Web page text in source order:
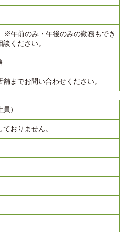
※午前のみ・午後のみの勤務もでき
ください。
までお問い合わせください。
）
おりません。